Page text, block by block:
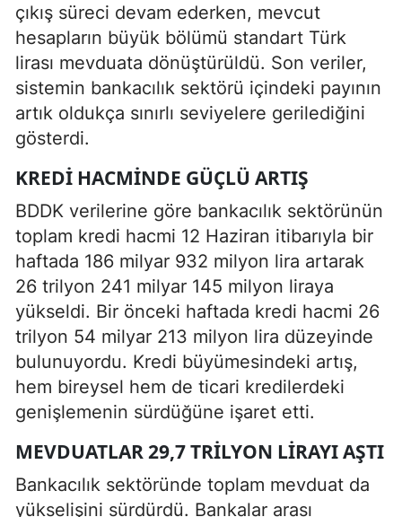
çıkış süreci devam ederken, mevcut
hesapların büyük bölümü standart Türk
lirası mevduata dönüştürüldü. Son veriler,
sistemin bankacılık sektörü içindeki payının
artık oldukça sınırlı seviyelere gerilediğini
gösterdi.
KREDI HACMINDE GÜÇLÜ ARTIŞ
BDDK verilerine göre bankacılık sektörünün
toplam kredi hacmi 12 Haziran itibarıyla bir
haftada 186 milyar 932 milyon lira artarak
26 trilyon 241 milyar 145 milyon liraya
yükseldi. Bir önceki haftada kredi hacmi 26
trilyon 54 milyar 213 milyon lira düzeyinde
bulunuyordu. Kredi büyümesindeki artış,
hem bireysel hem de ticari kredilerdeki
genişlemenin sürdüğüne işaret etti.
MEVDUATLAR 29,7 TRILYON LIRAYI AŞTI
Bankacılık sektöründe toplam mevduat da
yükselişini sürdürdü. Bankalar arası